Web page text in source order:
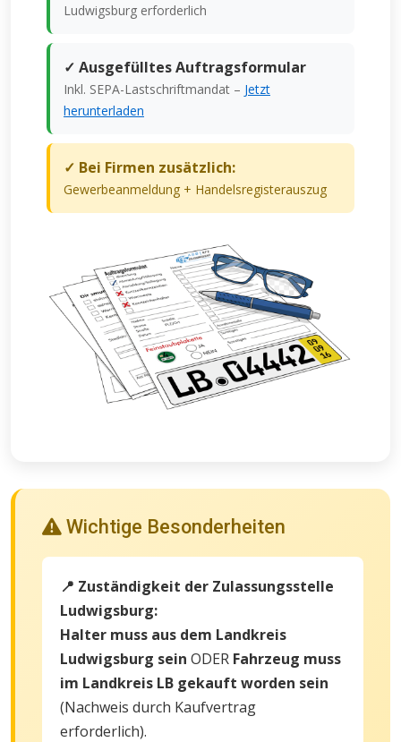
Ludwigsburg erforderlich
✓ Ausgefülltes Auftragsformular
Inkl. SEPA-Lastschriftmandat – Jetzt
herunterladen
✓ Bei Firmen zusätzlich:
Gewerbeanmeldung + Handelsregisterauszug
Wichtige Besonderheiten
📍 Zuständigkeit der Zulassungsstelle
Ludwigsburg:
Halter muss aus dem Landkreis
Ludwigsburg sein ODER Fahrzeug muss
im Landkreis LB gekauft worden sein
(Nachweis durch Kaufvertrag
erforderlich).